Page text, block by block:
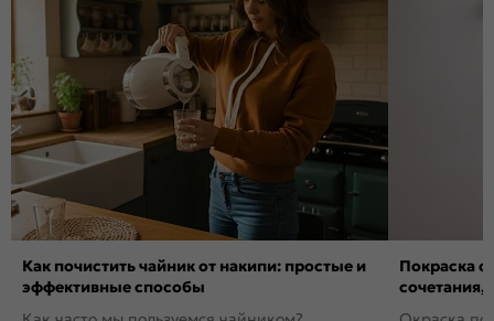
Как почистить чайник от накипи: простые и
эффективные способы
Покраска
сочетания,